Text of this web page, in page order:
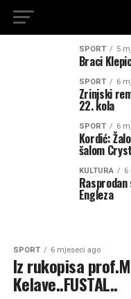
SPORT 5
Braci
SPORT 6
Zrinjski
22. kola
SPORT 6
Kordić:
šalom
KULTURA 6
Engleza
SPORT 6 mjeseci ago
Iz rukopisa
Kelave..FUSTAL..